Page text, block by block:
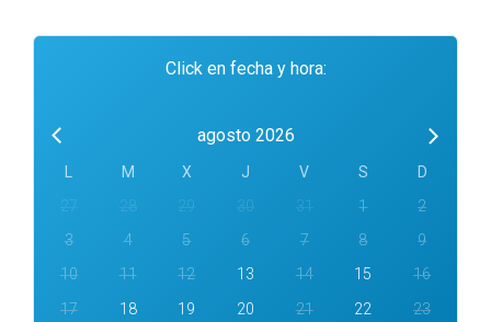
Contacto
Click en fecha y hora:
agosto 2026
M X J V S
D
27
28 29 30 31 1
2
3
4 5 6 7 8
9
10
11 12 13 14 15
16
17
18 19 20 21 22
23